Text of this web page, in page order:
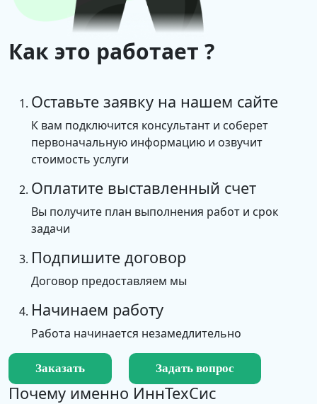
Как это работает ?
Оставьте заявку на нашем сайте
К вам подключится консультант и соберет
первоначальную информацию и озвучит
стоимость услуги
Оплатите выставленный счет
Вы получите план выполнения работ и срок
задачи
Подпишите договор
Договор предоставляем мы
Начинаем работу
Работа начинается незамедлительно
Заказать Задать вопрос
Почему именно ИннТехСис